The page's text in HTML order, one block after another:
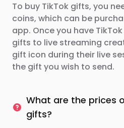
To buy TikTok gifts, you
coins, which can be
app. Once you have
gifts to live streaming
gift icon during their live
the gift you wish to send.
What are the prices
gifts?